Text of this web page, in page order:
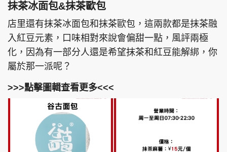
抹茶冰面包&抹茶歐包
店里還有抹茶冰面包和抹茶歐包，這兩款都是抹茶融
入紅豆元素，口味相對來說會偏甜一點，風評兩極
化，因為有一部分人還是希望抹茶和紅豆能解綁，你
屬於那一派呢？
>>>點擊圖輯查看更多<<<